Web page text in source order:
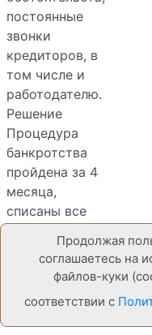
постоянные
звонки
кредиторов, в
том числе и
работодателю.
Решение
Процедура
банкротства
пройдена за 4
месяца,
списаны все
862 480 рублей.
Продолжая
соглашаетесь на
файлов-куки
соответствии с